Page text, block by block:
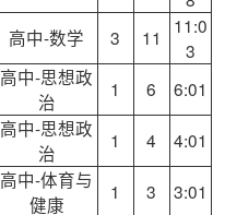
高中-数学 3 11
11:0
3
高中-思想政
治
1 6 6:01
高中-思想政
治
1 4 4:01
高中-体育与
健康
1 3 3:01